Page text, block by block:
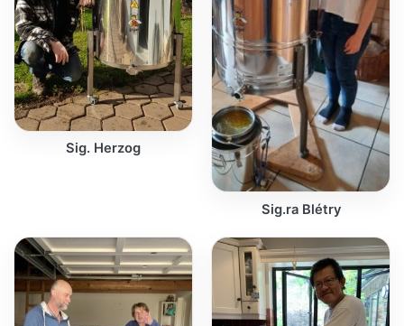
Sig. Herzog
Sig.ra Blétry